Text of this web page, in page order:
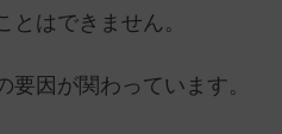
はできません。
因が関わっています。